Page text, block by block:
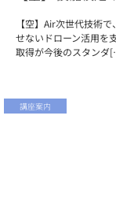
【空】Air次世代技術
せないドローン活用を
取得が今後のスタンダ
講座案内